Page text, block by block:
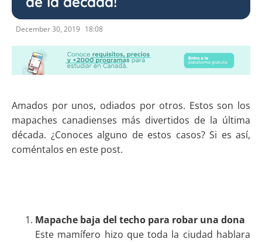
December 30, 2019 18:08
Amados por unos, odiados por otros. Estos son los
mapaches canadienses más divertidos de la última
década. ¿Conoces alguno de estos casos? Si es así,
coméntalos en este post.
Mapache baja del techo para robar una dona
Este mamífero hizo que toda la ciudad hablara